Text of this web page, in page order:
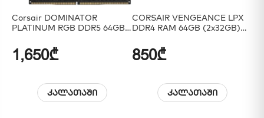
Corsair DOMINATOR
PLATINUM RGB DDR5 64GB
1,650₾
კალათაში
CORSAIR VENGEANCE LPX
DDR4 RAM 64GB (2x32GB)
850₾
კალათაში